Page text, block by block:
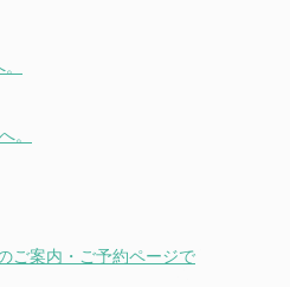
。
ご案内・ご予約ページで